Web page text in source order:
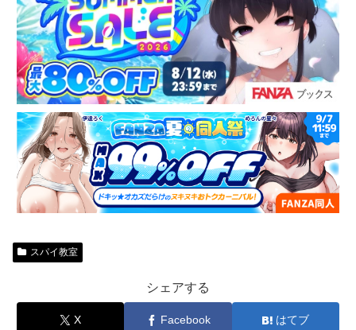
スパイ教室
シェアする
X Facebook はてブ